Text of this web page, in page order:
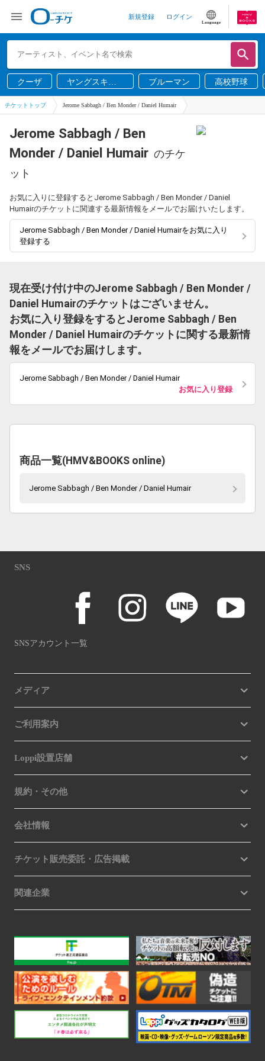
新規登録 ログイン
Language
クーザ
ヤングスキニ
ー
ブルーマン 高校野球
チケットトップ Jerome Sabbagh / Ben Monder / Daniel Humair
Jerome Sabbagh / Ben
Monder / Daniel Humair のチケ
ット
お気に入りに登録するとJerome Sabbagh / Ben Monder / Daniel
Humairのチケットに関連する最新情報をメールでお届けいたします。
Jerome Sabbagh / Ben Monder / Daniel Humairをお気に入り
登録する
現在受け付け中のJerome Sabbagh / Ben Monder /
Daniel Humairのチケットはございません。
お気に入り登録をするとJerome Sabbagh / Ben
Monder / Daniel Humairのチケットに関する最新情
報をメールでお届けします。
Jerome Sabbagh / Ben Monder / Daniel Humair
お気に入り登録
商品一覧(HMV&BOOKS online)
Jerome Sabbagh / Ben Monder / Daniel Humair
SNS
SNSアカウント一覧
メディア
ご利用案内
Loppi設置店舗
規約・その他
会社情報
チケット販売委託・広告掲載
関連企業